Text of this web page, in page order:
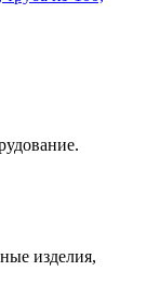
изделия,